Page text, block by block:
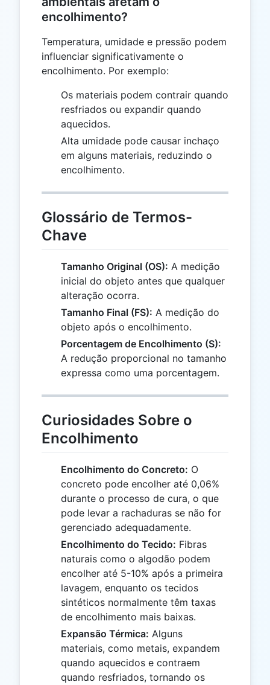
encolhimento?
Temperatura, umidade e pressão podem
influenciar significativamente o
encolhimento. Por exemplo:
Os materiais podem contrair quando
resfriados ou expandir quando
aquecidos.
Alta umidade pode causar inchaço
em alguns materiais, reduzindo o
encolhimento.
Glossário de Termos-
Chave
Tamanho Original (OS): A medição
inicial do objeto antes que qualquer
alteração ocorra.
Tamanho Final (FS): A medição do
objeto após o encolhimento.
Porcentagem de Encolhimento (S):
A redução proporcional no tamanho
expressa como uma porcentagem.
Curiosidades Sobre o
Encolhimento
Encolhimento do Concreto: O
concreto pode encolher até 0,06%
durante o processo de cura, o que
pode levar a rachaduras se não for
gerenciado adequadamente.
Encolhimento do Tecido: Fibras
naturais como o algodão podem
encolher até 5-10% após a primeira
lavagem, enquanto os tecidos
sintéticos normalmente têm taxas
de encolhimento mais baixas.
Expansão Térmica: Alguns
materiais, como metais, expandem
quando aquecidos e contraem
quando resfriados, tornando os